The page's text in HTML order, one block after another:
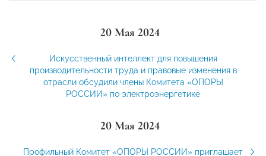
20 Мая 2024
Искусственный интеллект для повышения
производительности труда и правовые изменения в
отрасли обсудили члены Комитета «ОПОРЫ
РОССИИ» по электроэнергетике
20 Мая 2024
Профильный Комитет «ОПОРЫ РОССИИ» приглашает